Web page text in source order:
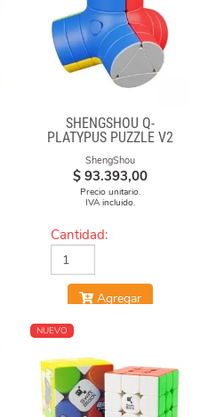
SHENGSHOU Q-
PLATYPUS PUZZLE V2
ShengShou
$ 93.393,00
Precio unitario.
IVA incluido.
Cantidad:
Agregar
NUEVO